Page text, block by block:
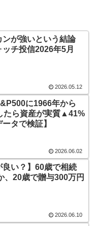
ンが強いという結論
ッチ投信2026年5月
2026.05.12
に1966年から
たら資産が実質▲41%
タで検証】
2026.06.02
良い？】60歳で相続
、20歳で贈与300万円
2026.06.10